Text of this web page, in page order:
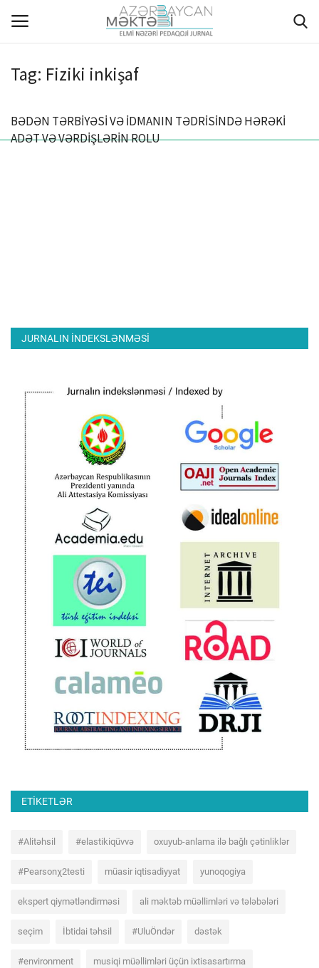
HAQQIMIZDA
ƏLAQƏ
Azerbaijani English
Tag: Fiziki inkişaf
BƏDƏN TƏRBİYƏSİ VƏ İDMANIN TƏDRİSİNDƏ HƏRƏKİ
ADƏT VƏ VƏRDİŞLƏRİN ROLU
JURNALIN INDEKSLƏNMƏSI
ETIKETLƏR
#Alitəhsil #elastikiqüvvə oxuyub-anlama ilə bağlı çətinliklər
#Pearsonχ2testi müasir iqtisadiyyat yunoqogiya
ekspert qiymətləndirməsi ali məktəb müəllimləri və tələbələri
seçim İbtidai təhsil #UluÖndər dəstək
#environment musiqi müəllimləri üçün ixtisasartırma